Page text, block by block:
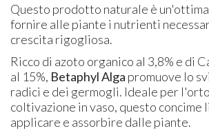
Questo prodotto naturale è
fornire alle piante i nutrienti
crescita rigogliosa.
Ricco di azoto organico al 3,8% e di
al 15%, Betaphyl Alga promuove lo
radici e dei germogli. Ideale per
coltivazione in vaso, questo concime
applicare e assorbire dalle piante.